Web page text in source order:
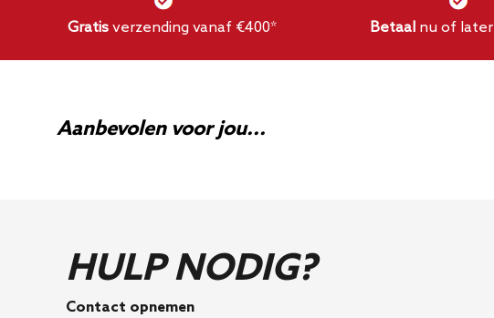
Gratis verzending vanaf €400* Betaalnu of later
Aanbevolen voor jou...
HULP NODIG?
Contact opnemen